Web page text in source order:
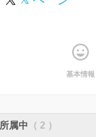
基本情報
所属中 （ 2 ）